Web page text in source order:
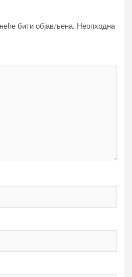
бити објављена. Неопходна